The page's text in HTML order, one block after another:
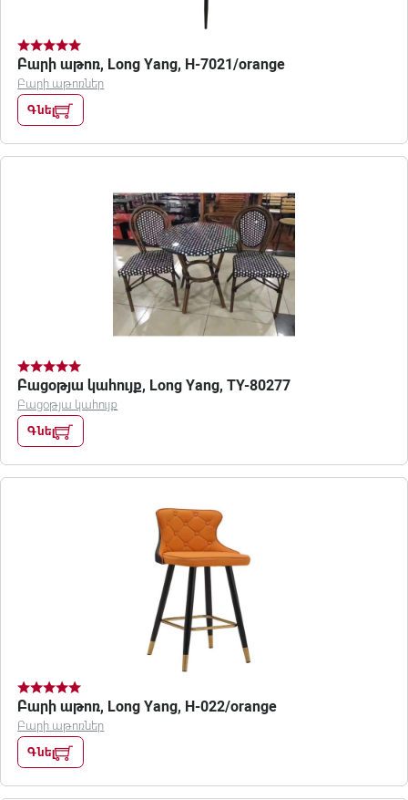
Բարի աթոռ, Long Yang, H-7021/orange
Բարի աթոռներ
Գնել
Բացօթյա կահույք, Long Yang, TY-80277
Բացօթյա կահույք
Գնել
Բարի աթոռ, Long Yang, H-022/orange
Բարի աթոռներ
Գնել